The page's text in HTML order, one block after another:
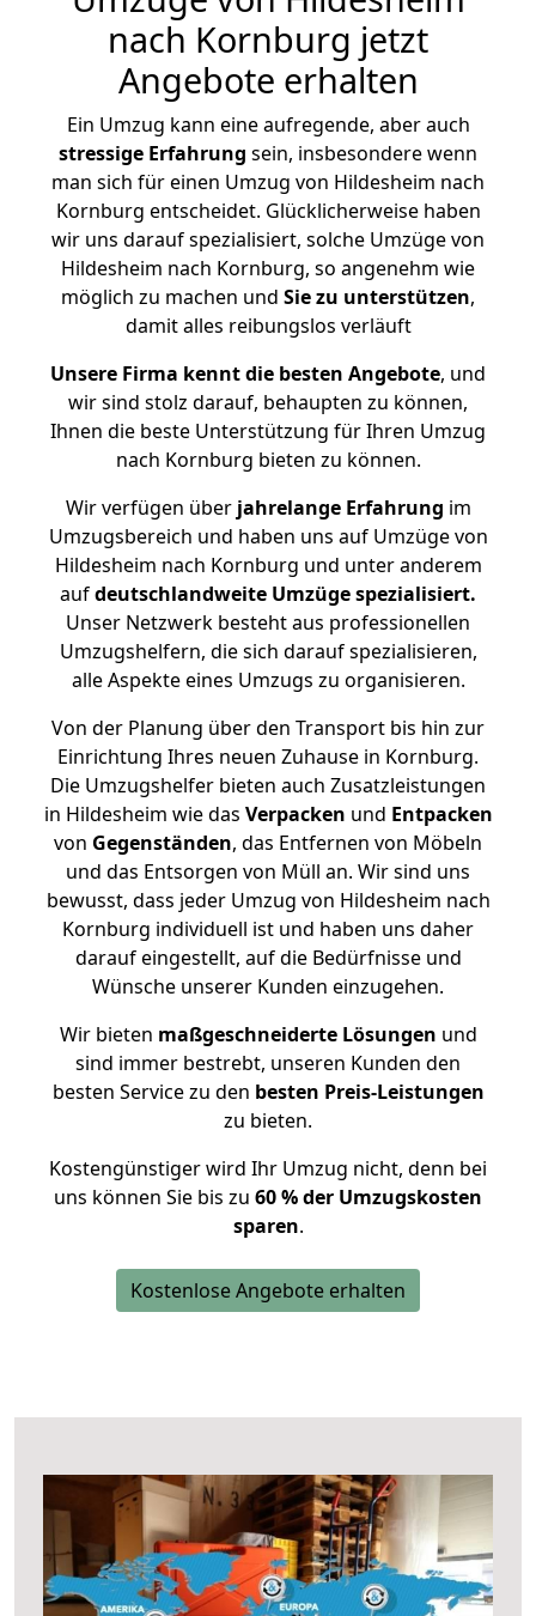
nach Kornburg jetzt
Angebote erhalten
Ein Umzug kann eine aufregende, aber auch
stressige Erfahrung sein, insbesondere wenn
man sich für einen Umzug von Hildesheim nach
Kornburg entscheidet. Glücklicherweise haben
wir uns darauf spezialisiert, solche Umzüge von
Hildesheim nach Kornburg, so angenehm wie
möglich zu machen und Sie zu unterstützen,
damit alles reibungslos verläuft
Unsere Firma kennt die besten Angebote, und
wir sind stolz darauf, behaupten zu können,
Ihnen die beste Unterstützung für Ihren Umzug
nach Kornburg bieten zu können.
Wir verfügen überjahrelange Erfahrung im
Umzugsbereich und haben uns auf Umzüge von
Hildesheim nach Kornburg und unter anderem
aufdeutschlandweite Umzüge spezialisiert.
Unser Netzwerk besteht aus professionellen
Umzugshelfern, die sich darauf spezialisieren,
alle Aspekte eines Umzugs zu organisieren.
Von der Planung über den Transport bis hin zur
Einrichtung Ihres neuen Zuhause in Kornburg.
Die Umzugshelfer bieten auch Zusatzleistungen
in Hildesheim wie das Verpacken und Entpacken
von Gegenständen, das Entfernen von Möbeln
und das Entsorgen von Müll an. Wir sind uns
bewusst, dass jeder Umzug von Hildesheim nach
Kornburg individuell ist und haben uns daher
darauf eingestellt, auf die Bedürfnisse und
Wünsche unserer Kunden einzugehen.
Wir bieten maßgeschneiderte Lösungen und
sind immer bestrebt, unseren Kunden den
besten Service zu den besten Preis-Leistungen
zu bieten.
Kostengünstiger wird Ihr Umzug nicht, denn bei
uns können Sie bis zu 60 % der Umzugskosten
sparen.
Kostenlose Angebote erhalten